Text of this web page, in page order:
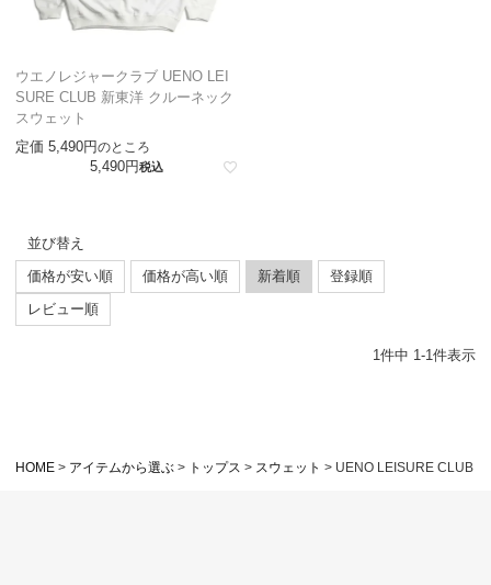
ウエノレジャークラブ UENO LEI
SURE CLUB 新東洋 クルーネック
スウェット
定価 5,490 のところ
5,490 税込
並び替え
価格が安い順
価格が高い順 新着順
登録順
レビュー順
1件中 1-1件表示
HOME アイテムから選ぶ トップス スウェット UENO LEISURE CLUB